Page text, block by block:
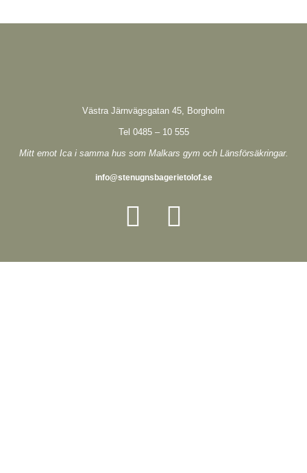
Västra Järnvägsgatan 45, Borgholm
Tel 0485 – 10 555
Mitt emot Ica i samma hus som Malkars gym och Länsförsäkringar.
info@stenugnsbagerietolof.se